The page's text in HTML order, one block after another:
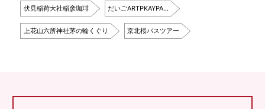
伏見稲荷大社稲彦珈琲 だいごARTPKAYPA…
上花山六所神社茅の輪くぐり 京北桜バスツアー